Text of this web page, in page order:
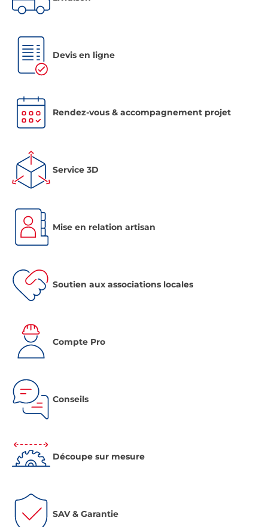
Devis en ligne
Rendez-vous & accompagnement projet
Service 3D
Mise en relation artisan
Soutien aux associations locales
Compte Pro
Conseils
Découpe sur mesure
SAV & Garantie